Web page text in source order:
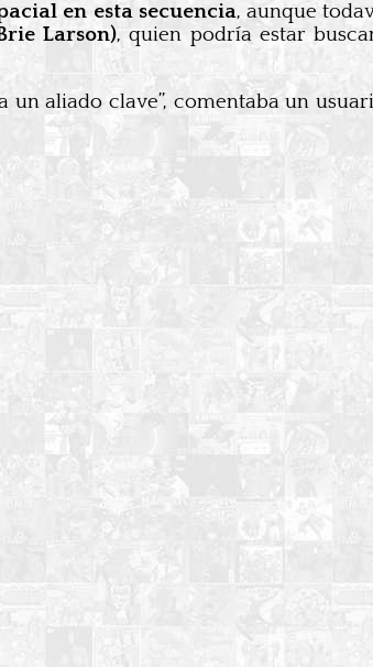
en esta secuencia, aunque
Larson), quien podría estar
aliado clave”, comentaba un